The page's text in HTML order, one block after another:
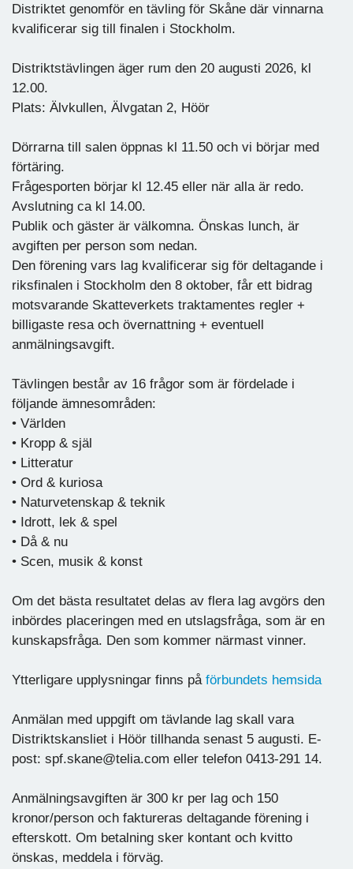
Distriktet genomför en tävling för Skåne där vinnarna
kvalificerar sig till finalen i Stockholm.
Distriktstävlingen äger rum den 20 augusti 2026, kl
12.00.
Plats: Älvkullen, Älvgatan 2, Höör
Dörrarna till salen öppnas kl 11.50 och vi börjar med
förtäring.
Frågesporten börjar kl 12.45 eller när alla är redo.
Avslutning ca kl 14.00.
Publik och gäster är välkomna. Önskas lunch, är
avgiften per person som nedan.
Den förening vars lag kvalificerar sig för deltagande i
riksfinalen i Stockholm den 8 oktober, får ett bidrag
motsvarande Skatteverkets traktamentes regler +
billigaste resa och övernattning + eventuell
anmälningsavgift.
Tävlingen består av 16 frågor som är fördelade i
följande ämnesområden:
• Världen
• Kropp & själ
• Litteratur
• Ord & kuriosa
• Naturvetenskap & teknik
• Idrott, lek & spel
• Då & nu
• Scen, musik & konst
Om det bästa resultatet delas av flera lag avgörs den
inbördes placeringen med en utslagsfråga, som är en
kunskapsfråga. Den som kommer närmast vinner.
Ytterligare upplysningar finns på förbundets hemsida
Anmälan med uppgift om tävlande lag skall vara
Distriktskansliet i Höör tillhanda senast 5 augusti. E-
post: spf.skane@telia.com eller telefon 0413-291 14.
Anmälningsavgiften är 300 kr per lag och 150
kronor/person och faktureras deltagande förening i
efterskott. Om betalning sker kontant och kvitto
önskas, meddela i förväg.